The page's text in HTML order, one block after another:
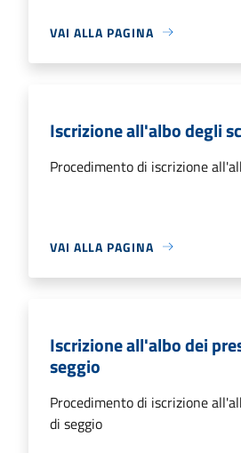
VAI ALLA PAGINA
Iscrizione all'albo degli
Procedimento di iscrizione
VAI ALLA PAGINA
Iscrizione all'albo dei
seggio
Procedimento di iscrizione
di seggio